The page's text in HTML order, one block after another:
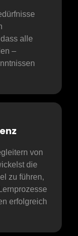
alle
–
von
die
zu führen,
erfolgreich